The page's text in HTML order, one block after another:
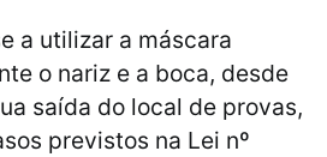
a utilizar a máscara
o nariz e a boca, desde
saída do local de provas,
previstos na Lei nº